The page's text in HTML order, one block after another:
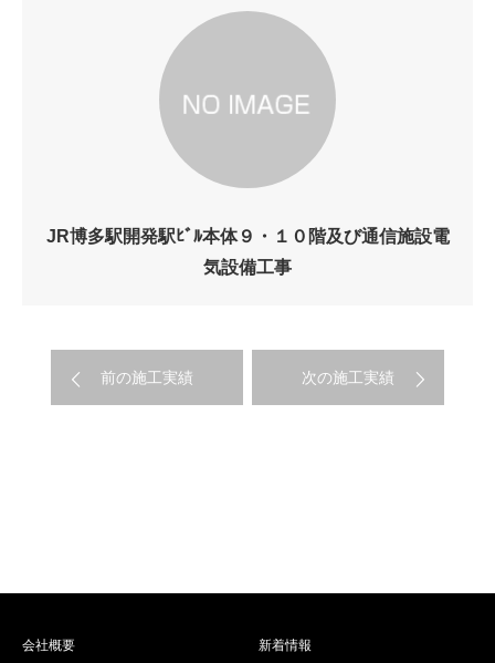
JR博多駅開発駅ﾋﾞﾙ本体９・１０階及び通信施設電
気設備工事
前の施工実績 次の施工実績
会社概要 新着情報